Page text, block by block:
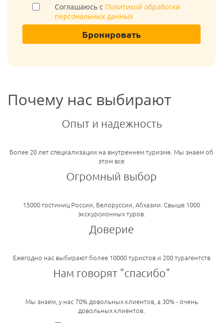
Соглашаюсь с Политикой обработки
персональных данных
Бронировать
Почему нас выбирают
Опыт и надежность
Более 20 лет специализации на внутреннем туризме. Мы знаем об
этом все
Огромный выбор
15000 гостиниц России, Белоруссии, Абхазии. Свыше 1000
экскурсионных туров.
Доверие
Ежегодно нас выбирают более 10000 туристов и 200 турагентств
Нам говорят "спасибо"
Мы знаем, у нас 70% довольных клиентов, а 30% - очень
довольных клиентов.